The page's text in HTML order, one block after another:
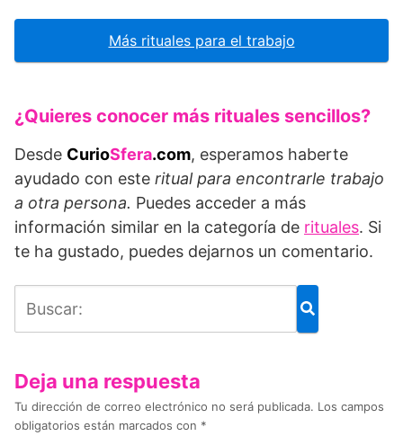
Más rituales para el trabajo
¿Quieres conocer más rituales sencillos?
Desde CurioSfera.com, esperamos haberte
ayudado con este ritual para encontrarle trabajo
a otra persona. Puedes acceder a más
información similar en la categoría de rituales. Si
te ha gustado, puedes dejarnos un comentario.
Deja una respuesta
Tu dirección de correo electrónico no será publicada. Los campos
obligatorios están marcados con *